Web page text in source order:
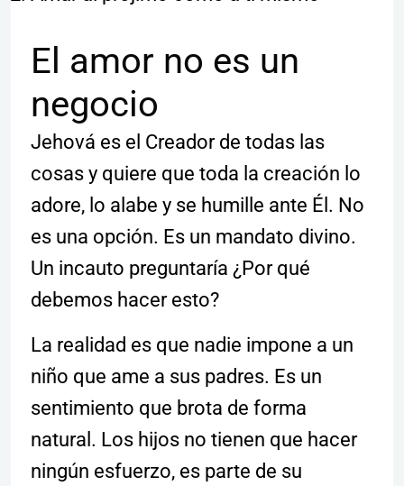
El amor no es un
negocio
Jehová es el Creador de todas las
cosas y quiere que toda la creación lo
adore, lo alabe y se humille ante Él. No
es una opción. Es un mandato divino.
Un incauto preguntaría ¿Por qué
debemos hacer esto?
La realidad es que nadie impone a un
niño que ame a sus padres. Es un
sentimiento que brota de forma
natural. Los hijos no tienen que hacer
ningún esfuerzo, es parte de su